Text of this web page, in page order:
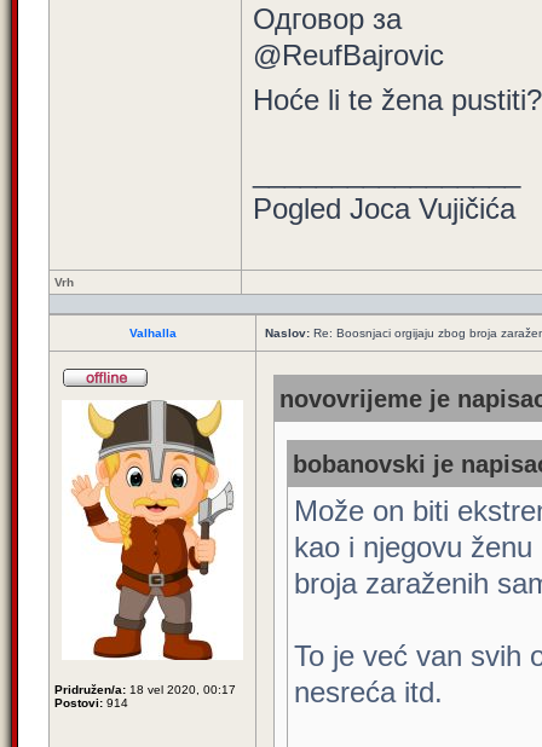
Одговор за
@ReufBajrovic
Hoće li te žena
Pogled Joca Vujičića
Vrh
Valhalla Naslov: Re: Boosnjaci orgijaju zbog broja
Pridružen/a: 18 vel 2020, 00:17
Postovi: 914
novovrijeme je
bobanovski je
Može on biti
kao i njegovu
broja zaraženih
To je već van svih
nesreća itd.